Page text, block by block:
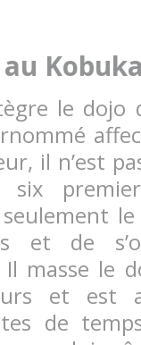
le dojo
il n’est
six
et de
masse le
et est
de